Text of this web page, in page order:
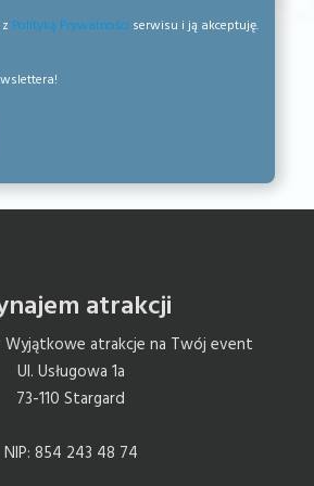
Polityką Prywatności serwisu i ją akceptuję.
atrakcji
Wyjątkowe atrakcje na Twój event
Ul. Usługowa 1a
73-110 Stargard
NIP: 854 243 48 74